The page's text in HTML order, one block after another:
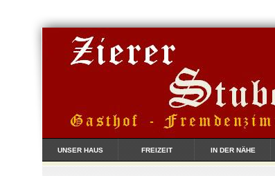
UNSER HAUS FREIZEIT IN DER NÄHE